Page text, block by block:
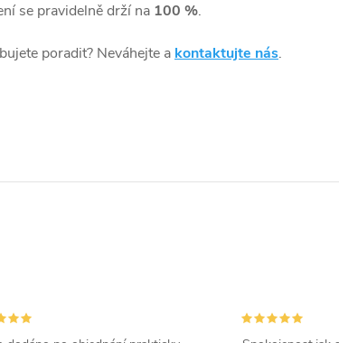
se pravidelně drží na 100 %.
poradit? Neváhejte a kontaktujte nás.